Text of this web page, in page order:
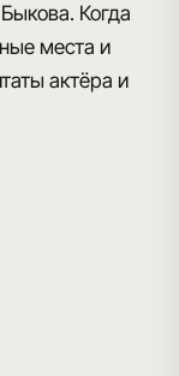
Когда
места и
актёра и